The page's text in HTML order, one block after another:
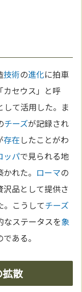
技術の進化に拍車
カセウス」と呼
して活用した。ま
チーズが記録され
存在したことがわ
ッパで見られる地
れた。 ローマの
沢品として提供さ
。こうしてチーズ
なステータスを象
ある。
散